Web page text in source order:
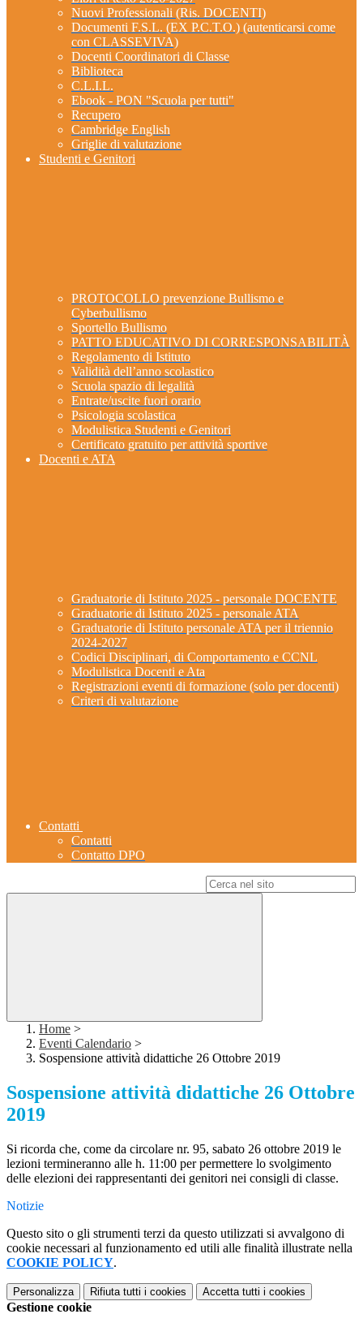
Nuovi Professionali (Ris. DOCENTI)
Documenti F.S.L. (EX P.C.T.O.) (autenticarsi come
con CLASSEVIVA)
Docenti Coordinatori di Classe
Biblioteca
C.L.I.L.
Ebook - PON "Scuola per tutti"
Recupero
Cambridge English
Griglie di valutazione
Studenti e Genitori
PROTOCOLLO prevenzione Bullismo e
Cyberbullismo
Sportello Bullismo
PATTO EDUCATIVO DI CORRESPONSABILITÀ
Regolamento di Istituto
Validità dell’anno scolastico
Scuola spazio di legalità
Entrate/uscite fuori orario
Psicologia scolastica
Modulistica Studenti e Genitori
Certificato gratuito per attività sportive
Docenti e ATA
Graduatorie di Istituto 2025 - personale DOCENTE
Graduatorie di Istituto 2025 - personale ATA
Graduatorie di Istituto personale ATA per il triennio
2024-2027
Codici Disciplinari, di Comportamento e CCNL
Modulistica Docenti e Ata
Registrazioni eventi di formazione (solo per docenti)
Criteri di valutazione
Contatti
Contatti
Contatto DPO
Home >
Eventi Calendario >
Sospensione attività didattiche 26 Ottobre 2019
Sospensione attività didattiche 26 Ottobre
2019
Si ricorda che, come da circolare nr. 95, sabato 26 ottobre 2019 le
lezioni termineranno alle h. 11:00 per permettere lo svolgimento
delle elezioni dei rappresentanti dei genitori nei consigli di classe.
Notizie
Questo sito o gli strumenti terzi da questo utilizzati si avvalgono di
cookie necessari al funzionamento ed utili alle finalità illustrate nella
COOKIE POLICY.
Personalizza Rifiuta tutti i cookies Accetta tutti i cookies
Gestione cookie